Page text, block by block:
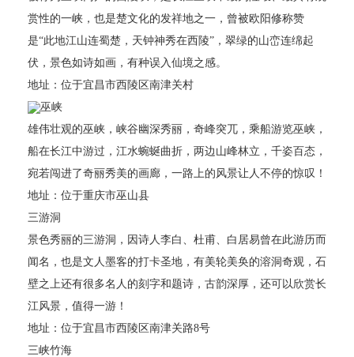
赏性的一峡，也是楚文化的发祥地之一，曾被欧阳修称赞
是“此地江山连蜀楚，天钟神秀在西陵”，翠绿的山峦连绵起
伏，景色如诗如画，有种误入仙境之感。
地址：位于宜昌市西陵区南津关村
巫峡
雄伟壮观的巫峡，峡谷幽深秀丽，奇峰突兀，乘船游览巫峡，
船在长江中游过，江水蜿蜒曲折，两边山峰林立，千姿百态，
宛若闯进了奇丽秀美的画廊，一路上的风景让人不停的惊叹！
地址：位于重庆市巫山县
三游洞
景色秀丽的三游洞，因诗人李白、杜甫、白居易曾在此游历而
闻名，也是文人墨客的打卡圣地，有美轮美奂的溶洞奇观，石
壁之上还有很多名人的刻字和题诗，古韵深厚，还可以欣赏长
江风景，值得一游！
地址：位于宜昌市西陵区南津关路8号
三峡竹海